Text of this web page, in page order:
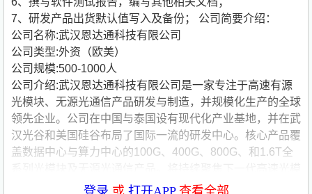
7、研发产品出货默认值写入及备份； 公司简要介绍：
公司名称:武汉恩达通科技有限公司
公司类型:外资（欧美）
公司规模:500-1000人
公司介绍:武汉恩达通科技有限公司是一家专注于高速有源
光模块、无源光通信产品研发与制造，并规模化生产的全球
领先企业。公司在中国与泰国设有现代化产业基地，并在武
汉光谷和美国硅谷布局了国际一流的研发中心。核心产品覆
盖数据中心与算力中心的100G、400G、800G、和1.6T全
块和CPO/NPO前沿技术的研发，以满足未来AI算力爆炸性